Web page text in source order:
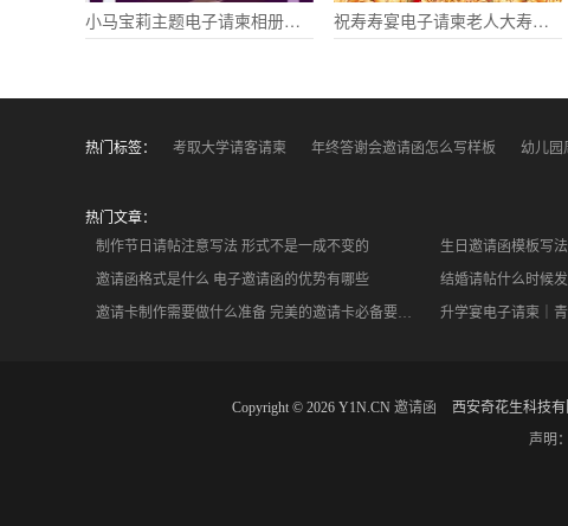
小马宝莉主题电子请柬相册生日请柬 祝寿寿宴电子请柬老人大寿长辈生日祝福电子请柬
热门标签： 考取大学请客请柬 年终答谢会邀请函怎么写样板 幼儿园
热门文章：
制作节日请帖注意写法 形式不是一成不变的
生日邀请函模板写
邀请函格式是什么 电子邀请函的优势有哪些
结婚请帖什么时候
邀请卡制作需要做什么准备 完美的邀请卡必备要素有哪些
Copyright © 2026 Y1N.CN 邀请函 西安奇花生科技
声明